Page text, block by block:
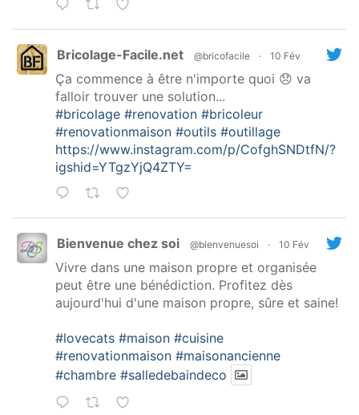
Bricolage-Facile.net @bricofacile · 10 Fév
Ça commence à être n'importe quoi 😞 va
falloir trouver une solution...
#bricolage #renovation #bricoleur
#renovationmaison #outils #outillage
https://www.instagram.com/p/CofghSNDtfN/?
igshid=YTgzYjQ4ZTY=
Bienvenue chez soi @bienvenuesoi · 10 Fév
Vivre dans une maison propre et organisée
peut être une bénédiction. Profitez dès
aujourd'hui d'une maison propre, sûre et saine!
#lovecats #maison #cuisine
#renovationmaison #maisonancienne
#chambre #salledebaindeco